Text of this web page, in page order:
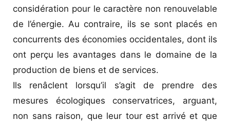
considération pour le caractère non renouvelable
de l’énergie. Au contraire, ils se sont placés en
concurrents des économies occidentales, dont ils
ont perçu les avantages dans le domaine de la
production de biens et de services.
Ils renâclent lorsqu’il s’agit de prendre des
mesures écologiques conservatrices, arguant,
non sans raison, que leur tour est arrivé et que